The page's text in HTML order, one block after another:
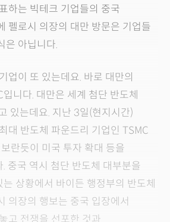
하는 빅테크 기업들의 중국
펠로시 의장의 대만 방문은 기업들
은 아닙니다.
업이 또 있는데요. 바로 대만의
니다. 대만은 세계 첨단 반도체
있는데요. 지난 3일(현지시간)
대 반도체 파운드리 기업인 TSMC
란듯이 미국 투자 확대 등을
중국 역시 첨단 반도체 대부분을
상황에서 바이든 행정부의 반도체
의장의 행보는 중국 입장에서
고 전쟁을 선포한 것과